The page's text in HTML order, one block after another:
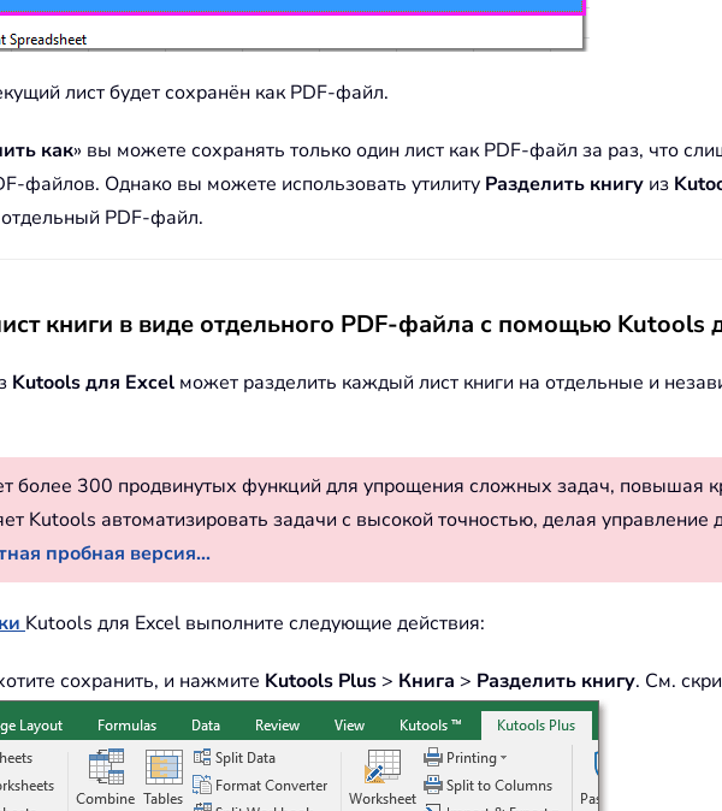
лист будет сохранён как PDF-файл.
как» вы можете сохранять только один лист как PDF-файл за раз, что
файлов. Однако вы можете использовать утилиту Разделить книгу из
PDF-файл.
книги в виде отдельного PDF-файла с помощью Kutools
Kutools для Excel может разделить каждый лист книги на отдельные и
более 300 продвинутых функций для упрощения сложных задач, повышая
Kutools автоматизировать задачи с высокой точностью, делая управление
пробная версия...
Kutools для Excel выполните следующие действия:
сохранить, и нажмите Kutools Plus > Книга > Разделить книгу. См.